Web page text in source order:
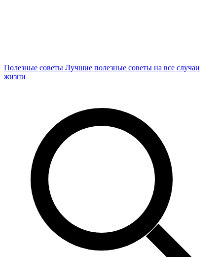
Полезные советы Лучшие полезные советы на все случаи
жизни